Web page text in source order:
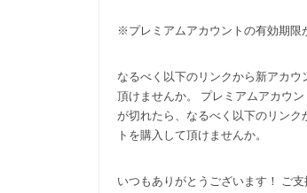
※プレミアムアカウントの有効期限
なるべく以下のリンクから新アカウ
頂けませんか。 プレミアムアカウ
が切れたら、なるべく以下のリンク
トを購入して頂けませんか。
いつもありがとうございます！ ご支